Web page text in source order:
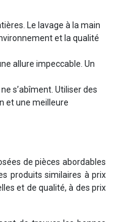
Le lavage à la main
et la qualité
allure impeccable. Un
s’abîment. Utiliser des
et une meilleure
de pièces abordables
produits similaires à prix
et de qualité, à des prix